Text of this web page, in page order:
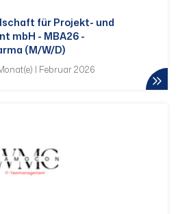
für Projekt- und
mbH - MBA26 -
(M/W/D)
| Februar 2026